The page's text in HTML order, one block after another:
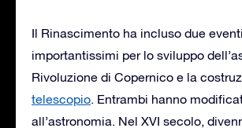
Il Rinascimento ha incluso due eventi
importantissimi per lo sviluppo
Rivoluzione di Copernico e la
telescopio. Entrambi hanno
all’astronomia. Nel XVI secolo,